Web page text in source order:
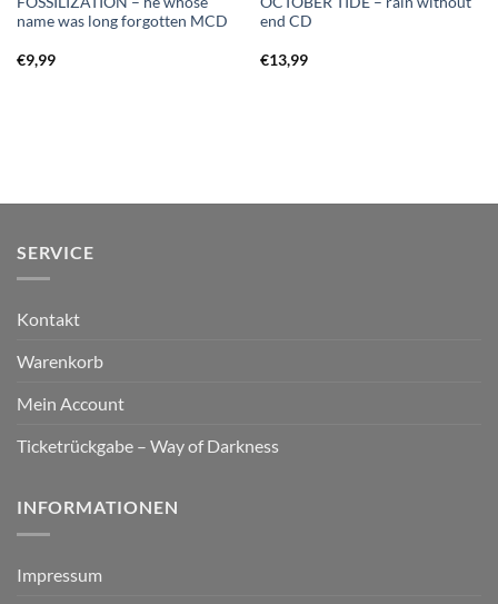
name was long forgotten MCD
€9,99
end CD
€13,99
SERVICE
Kontakt
Warenkorb
Mein Account
Ticketrückgabe – Way of Darkness
INFORMATIONEN
Impressum